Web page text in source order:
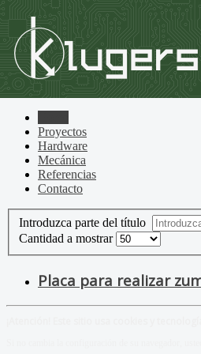
Proyectos
Hardware
Mecánica
Referencias
Contacto
Introduzca parte del título
Cantidad a mostrar
Placa para realizar